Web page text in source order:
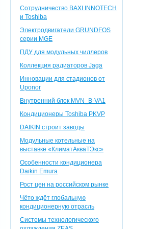
Сотрудничество BAXI INNOTEСH
и Toshiba
Электродвигатели GRUNDFOS
серии MGE
ПДУ для модульных чиллеров
Коллекция радиаторов Jaga
Инновации для стадионов от
Uponor
Внутренний блок MVN_B-VA1
Кондиционеры Toshiba PKVP
DAIKIN строит заводы
Модульные котельные на
выставке «КлиматАкваТЭкс»
Особенности кондиционера
Daikin Emura
Рост цен на российском рынке
Чёто ждёт глобальную
кондиционерную отрасль
Системы технологического